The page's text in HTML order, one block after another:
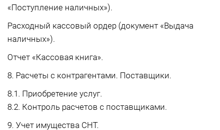
«Поступление наличных»).
Расходный кассовый ордер (документ «Выдача
наличных»).
Отчет «Кассовая книга».
8. Расчеты с контрагентами. Поставщики.
8.1. Приобретение услуг.
8.2. Контроль расчетов с поставщиками.
9. Учет имущества СНТ.